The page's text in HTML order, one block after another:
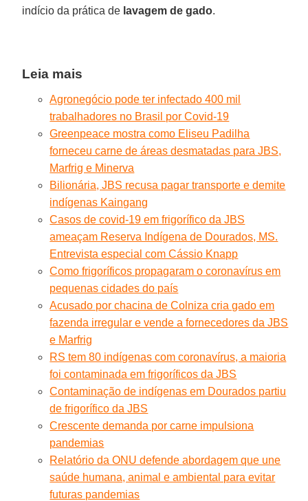
indício da prática de lavagem de gado.
Leia mais
Agronegócio pode ter infectado 400 mil
trabalhadores no Brasil por Covid-19
Greenpeace mostra como Eliseu Padilha
forneceu carne de áreas desmatadas para JBS,
Marfrig e Minerva
Bilionária, JBS recusa pagar transporte e demite
indígenas Kaingang
Casos de covid-19 em frigorífico da JBS
ameaçam Reserva Indígena de Dourados, MS.
Entrevista especial com Cássio Knapp
Como frigoríficos propagaram o coronavírus em
pequenas cidades do país
Acusado por chacina de Colniza cria gado em
fazenda irregular e vende a fornecedores da JBS
e Marfrig
RS tem 80 indígenas com coronavírus, a maioria
foi contaminada em frigoríficos da JBS
Contaminação de indígenas em Dourados partiu
de frigorífico da JBS
Crescente demanda por carne impulsiona
pandemias
Relatório da ONU defende abordagem que une
saúde humana, animal e ambiental para evitar
futuras pandemias